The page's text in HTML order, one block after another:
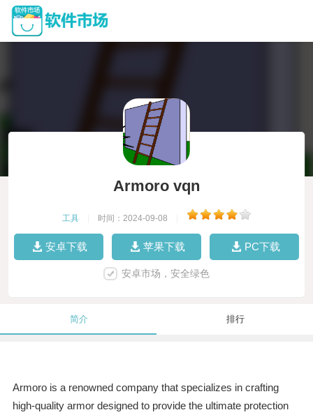
Armoro vqn
工具 时间：2024-09-08
安卓下载 苹果下载 PC下载
安卓市场，安全绿色
简介 排行
Armoro is a renowned company that specializes in crafting
high-quality armor designed to provide the ultimate protection